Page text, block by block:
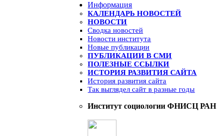
Информация
КАЛЕНДАРЬ НОВОСТЕЙ
НОВОСТИ
Сводка новостей
Новости института
Новые публикации
ПУБЛИКАЦИИ В СМИ
ПОЛЕЗНЫЕ ССЫЛКИ
ИСТОРИЯ РАЗВИТИЯ САЙТА
История развития сайта
Так выглядел сайт в разные годы
Институт социологии ФНИСЦ РАН